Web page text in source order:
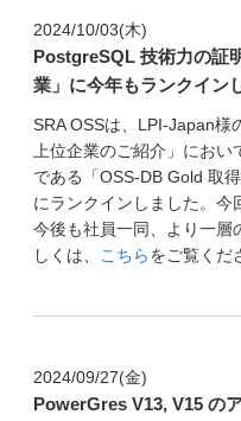
2024/10/03(木)
PostgreSQL 技術力の証
業」に今年もランクイン
SRA OSSは、LPI-Japan様
上位企業のご紹介」にお
である「OSS-DB Gold 取
にランクインしました。今
今後も社員一同、より一層
しくは、
こちらをご覧くだ
2024/09/27(金)
PowerGres V13, V15 の